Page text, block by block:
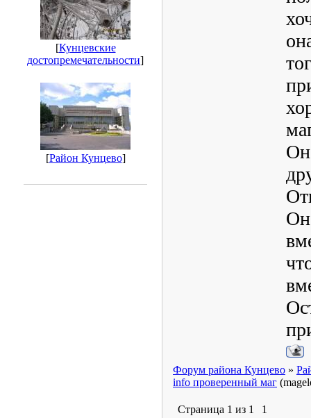
[Кунцевские
достопремечательности]
[Район Кунцево]
Форум района Кунцево »
info проверенный маг
Страница 1 из 1 1